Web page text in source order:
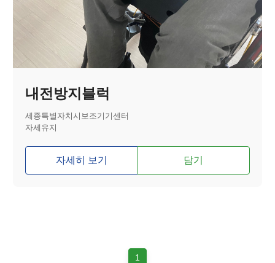
내전방지블럭
세종특별자치시보조기기센터
자세유지
자세히 보기 담기
1